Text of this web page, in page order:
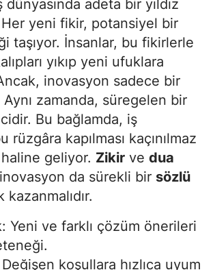
Kahramanmaraş
Mardin
Muğla
Muş
Nevşehir
Niğde
Ordu
Sakarya
Samsun
adeta bir yıldız
Her yeni fikir, potansiyel bir
taşıyor. İnsanlar, bu fikirlerle
yıkıp yeni ufuklara
inovasyon sadece bir
zamanda, süregelen bir
Bu bağlamda, iş
rüzgâra kapılması kaçınılmaz
geliyor. Zikir ve dua
da sürekli bir sözlü
kazanmalıdır.
Yeni ve farklı çözüm önerileri
koşullara hızlıca uyum